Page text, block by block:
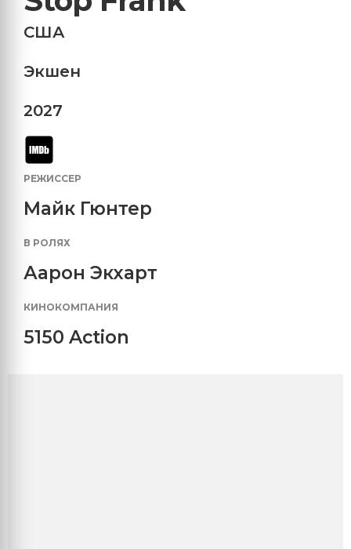
США
Экшен
2027
РЕЖИССЕР
Майк Гюнтер
В РОЛЯХ
Аарон Экхарт
КИНОКОМПАНИЯ
5150 Action